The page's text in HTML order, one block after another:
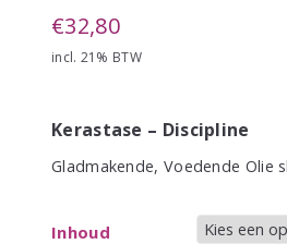
€32,80
incl. 21% BTW
Kerastase – Discipline
Gladmakende, Voedende Olie
Inhoud